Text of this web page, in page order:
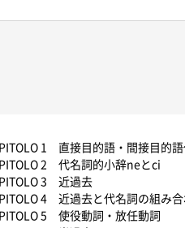
1 直接目的語・間接目的
2 代名詞的小辞neとci
3 近過去
4 近過去と代名詞の組み
5 使役動詞・放任動詞